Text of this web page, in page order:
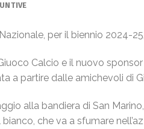
per il biennio 2024-
Calcio e il nuovo
a partire dalle amichevoli di
alla bandiera di San
che va a sfumare